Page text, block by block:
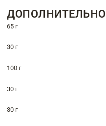
ДОПОЛНИТЕЛЬНО
65 г
30 г
100 г
30 г
30 г